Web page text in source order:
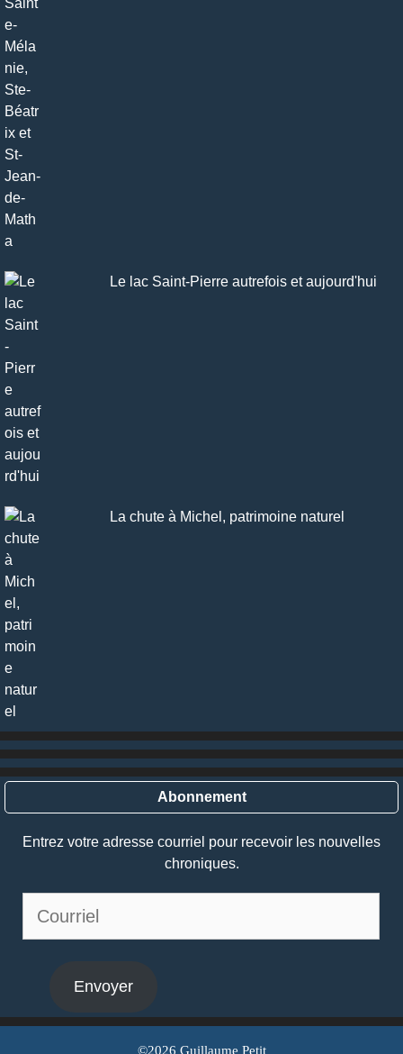
Le lac Saint-Pierre autrefois et aujourd'hui
La chute à Michel, patrimoine naturel
Abonnement
Entrez votre adresse courriel pour recevoir les nouvelles
chroniques.
Envoyer
©2026 Guillaume Petit